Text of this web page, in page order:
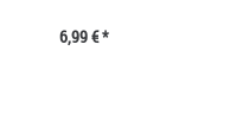
6,99 € *